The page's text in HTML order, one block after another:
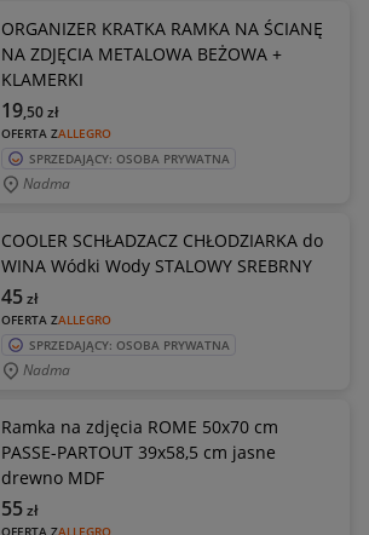
ORGANIZER KRATKA RAMKA NA ŚCIANĘ
NA ZDJĘCIA METALOWA BEŻOWA +
KLAMERKI
OFERTA ZALLEGRO
19,50zł
SPRZEDAJĄCY: OSOBA PRYWATNA
Nadma
COOLER SCHŁADZACZ CHŁODZIARKA do
WINA Wódki Wody STALOWY SREBRNY
OFERTA ZALLEGRO
45zł
SPRZEDAJĄCY: OSOBA PRYWATNA
Nadma
Ramka na zdjęcia ROME 50x70 cm
PASSE-PARTOUT 39x58,5 cm jasne
drewno MDF
OFERTA ZALLEGRO
55zł